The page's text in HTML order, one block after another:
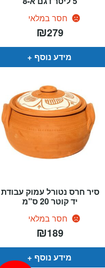
חסר במלאי
₪279
מידע נוסף
סיר חרס נטורל עמוק עבודת
יד קוטר 20 ס"מ
חסר במלאי
₪189
מידע נוסף